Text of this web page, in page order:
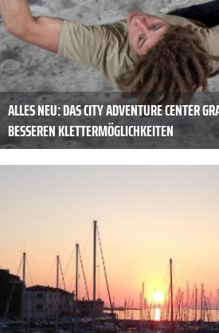
ALLES NEU: DAS CITY ADVENTURE CENTER
BESSEREN KLETTERMÖGLICHKEITEN